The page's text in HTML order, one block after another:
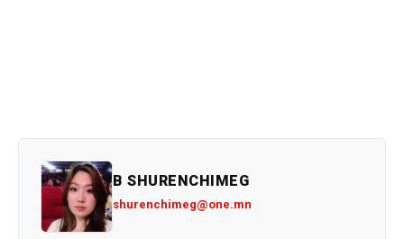
B SHURENCHIMEG
shurenchimeg@one.mn